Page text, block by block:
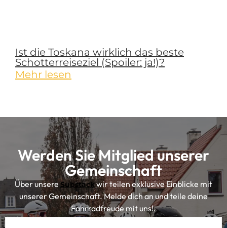
Ist die Toskana wirklich das beste
Schotterreiseziel (Spoiler: ja!)?
Mehr lesen
Werden Sie Mitglied unserer
Gemeinschaft
Über unsereSubstackwir teilen exklusive Einblicke mit
unserer Gemeinschaft. Melde dich an und teile deine
Fahrradfreude mit uns!.